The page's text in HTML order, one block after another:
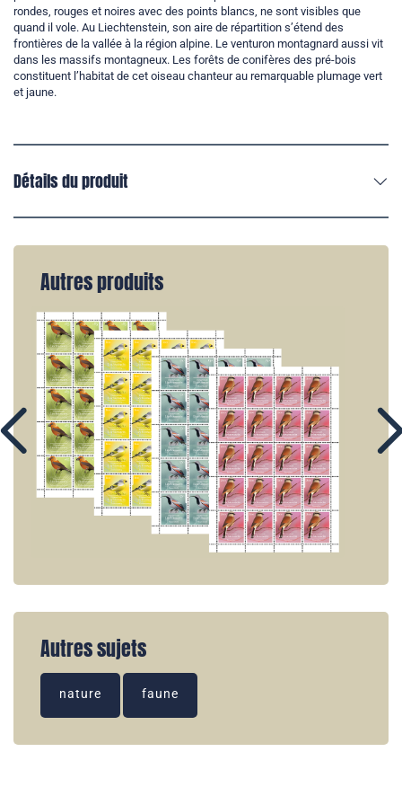
rondes, rouges et noires avec des points blancs, ne sont visibles que
quand il vole. Au Liechtenstein, son aire de répartition s’étend des
frontières de la vallée à la région alpine. Le venturon montagnard aussi vit
dans les massifs montagneux. Les forêts de conifères des pré-bois
constituent l’habitat de cet oiseau chanteur au remarquable plumage vert
et jaune.
Détails du produit
Autres produits
Autres sujets
nature faune